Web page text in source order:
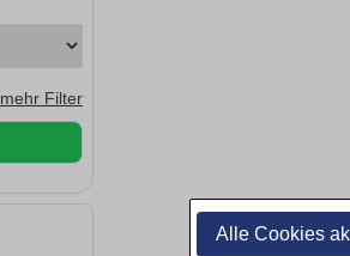
Alle Cookies
mehr Filter